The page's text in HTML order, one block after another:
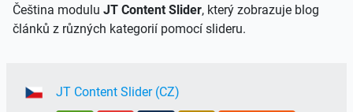
Čeština modulu JT Content Slider, který zobrazuje blog
článků z různých kategorií pomocí slideru.
JT Content Slider (CZ)